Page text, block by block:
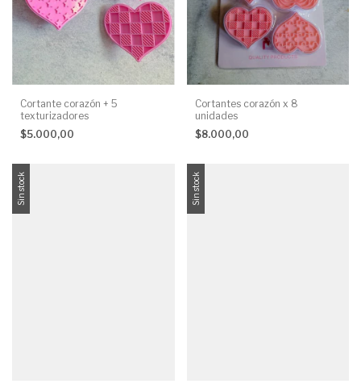
Cortante corazón + 5
texturizadores
$5.000,00
Cortantes corazón x 8
unidades
$8.000,00
Sin stock Sin stock